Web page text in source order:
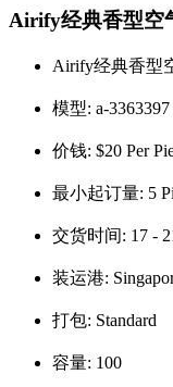
Airify经典香型空
Airify经典香型
模型: a-3363397
价钱: $20 Per
最小起订量: 5
交货时间: 17 -
装运港:
打包: Standard
容量: 100